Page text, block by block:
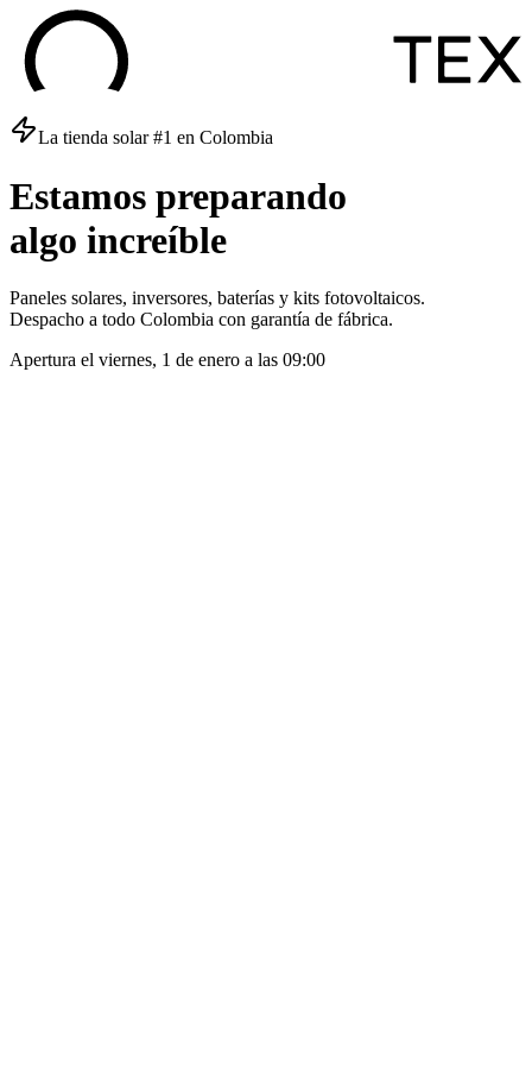
La tienda solar #1 en Colombia
Estamos preparando
algo increíble
Paneles solares, inversores, baterías y kits fotovoltaicos.
Despacho a todo Colombia con garantía de fábrica.
Apertura el viernes, 1 de enero a las 09:00